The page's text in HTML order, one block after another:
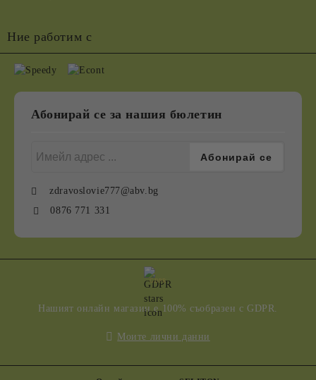
Ние работим с
Абонирай се за нашия бюлетин
zdravoslovie777@abv.bg
0876 771 331
GDPR
Нашият онлайн магазин е 100% съобразен с GDPR.
Моите лични данни